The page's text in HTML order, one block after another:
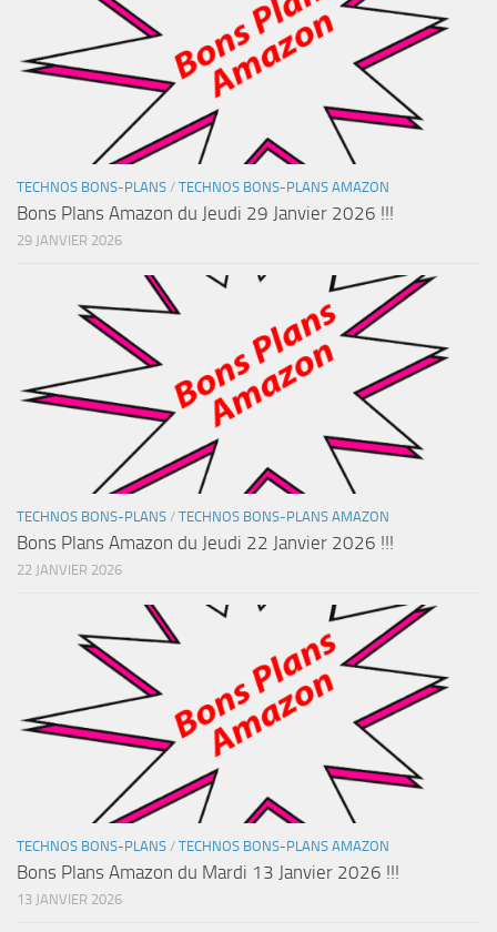
TECHNOS BONS-PLANS / TECHNOS BONS-PLANS AMAZON
Bons Plans Amazon du Jeudi 29 Janvier 2026 !!!
29 JANVIER 2026
TECHNOS BONS-PLANS / TECHNOS BONS-PLANS AMAZON
Bons Plans Amazon du Jeudi 22 Janvier 2026 !!!
22 JANVIER 2026
TECHNOS BONS-PLANS / TECHNOS BONS-PLANS AMAZON
Bons Plans Amazon du Mardi 13 Janvier 2026 !!!
13 JANVIER 2026